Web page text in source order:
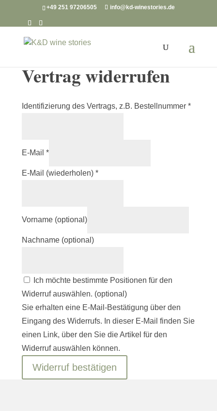
+49 251 97206505 info@kd-winestories.de
Vertrag widerrufen
Identifizierung des Vertrags, z.B. Bestellnummer *
E-Mail *
E-Mail (wiederholen) *
Vorname (optional)
Nachname (optional)
Ich möchte bestimmte Positionen für den
Widerruf auswählen. (optional)
Sie erhalten eine E-Mail-Bestätigung über den
Eingang des Widerrufs. In dieser E-Mail finden Sie
einen Link, über den Sie die Artikel für den
Widerruf auswählen können.
Widerruf bestätigen